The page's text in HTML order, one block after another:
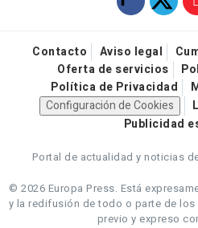
Contacto Aviso legal
Oferta de servicios
Política de Privacidad
Configuración de Cookies
Publicidad
Portal de actualidad y noticias
© 2026 Europa Press. Está
y la redifusión de todo o parte de
previo y expreso